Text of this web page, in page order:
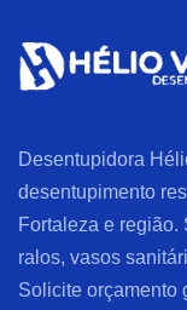
Desentupidora
desentupimento
Fortaleza e região.
ralos, vasos
Solicite orçamento